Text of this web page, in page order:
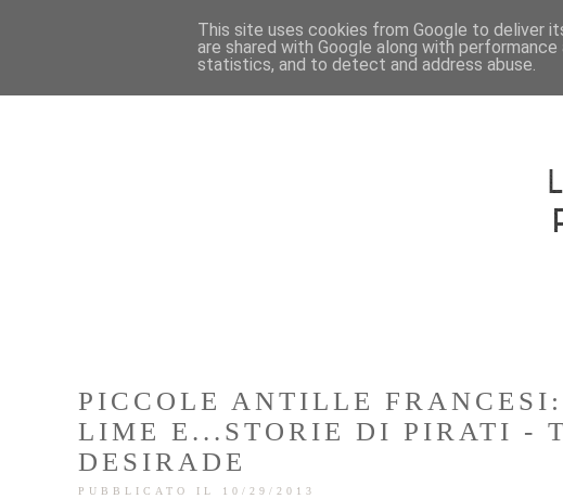
PICCOLE ANTILLE
LIME E...STORIE DI PIRATI -
DESIRADE
PUBBLICATO IL 10/29/2013
This site uses cookies from Google to deliver
are shared with Google along with
statistics, and to detect and address abuse.